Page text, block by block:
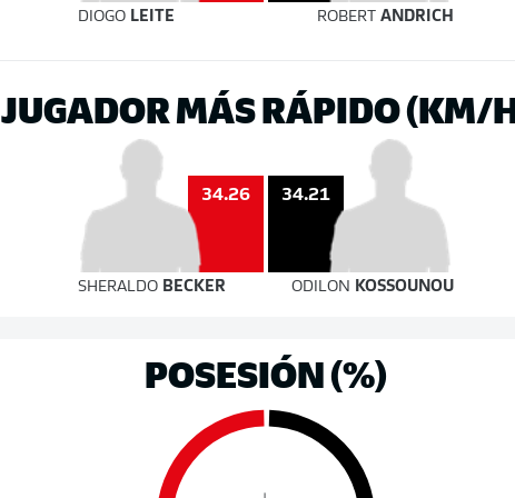
DIOGO LEITE ROBERT ANDRICH
JUGADOR MÁS RÁPIDO (KM/
34.26 34.21
SHERALDO BECKER ODILON KOSSOUNOU
POSESIÓN (%)